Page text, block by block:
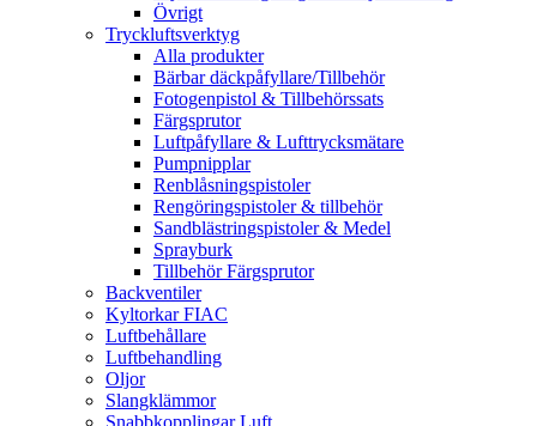
Övrigt
Tryckluftsverktyg
Alla produkter
Bärbar däckpåfyllare/Tillbehör
Fotogenpistol & Tillbehörssats
Färgsprutor
Luftpåfyllare & Lufttrycksmätare
Pumpnipplar
Renblåsningspistoler
Rengöringspistoler & tillbehör
Sandblästringspistoler & Medel
Sprayburk
Tillbehör Färgsprutor
Backventiler
Kyltorkar FIAC
Luftbehållare
Luftbehandling
Oljor
Slangklämmor
Snabbkopplingar Luft